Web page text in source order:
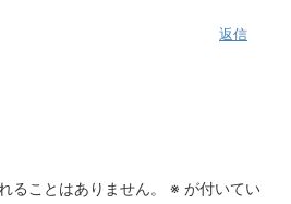
返信
ることはありません。 ※ が付いてい